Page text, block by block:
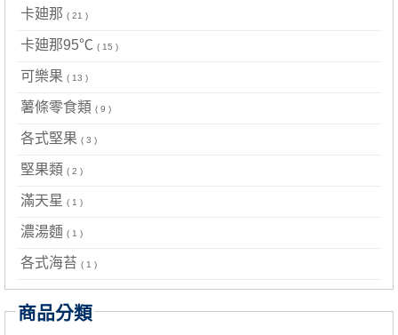
卡廸那 ( 21 )
卡廸那95℃ ( 15 )
可樂果 ( 13 )
薯條零食類 ( 9 )
各式堅果 ( 3 )
堅果類 ( 2 )
滿天星 ( 1 )
濃湯麵 ( 1 )
各式海苔 ( 1 )
商品分類